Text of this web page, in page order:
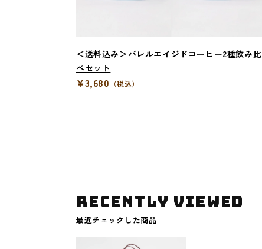
＜送料込み＞バレルエイジドコーヒー2種飲み比
べセット
¥3,680 （税込）
RECENTLY VIEWED
最近チェックした商品